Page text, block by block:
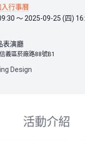
入行事曆
～ 2025-09-25 (四)
表演廳
義區菸廠路88號B1
Design
活動介紹